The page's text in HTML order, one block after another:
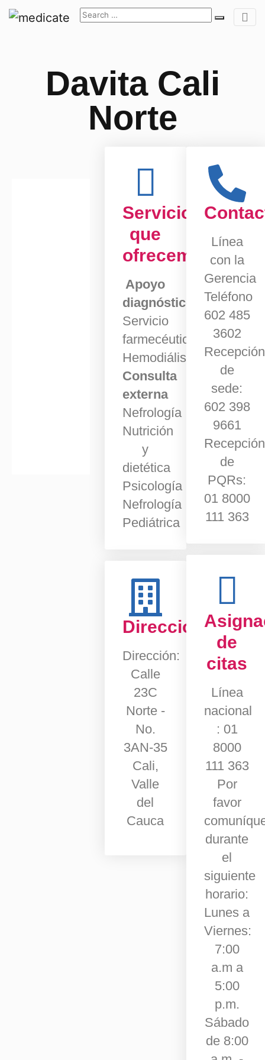
Davita Cali
Norte
Servicios
que
ofrecemos
Apoyo
diagnóstico
Servicio
farmecéutico
Hemodiálisis
Consulta
externa
Nefrología
Nutrición
y
dietética
Psicología
Nefrología
Pediátrica
Dirección
Dirección:
Calle
23C
Norte -
No.
3AN-35
Cali,
Valle
del
Cauca
Línea
con la
Gerencia
Teléfono
602 485
3602
Recepción
de
sede:
602 398
9661
Recepción
de
PQRs:
01 8000
111 363
de
citas
Línea
nacional
: 01
8000
111 363
Por
favor
durante
el
siguiente
horario:
Lunes a
Viernes:
7:00
a.m a
5:00
p.m.
Sábado
de 8:00